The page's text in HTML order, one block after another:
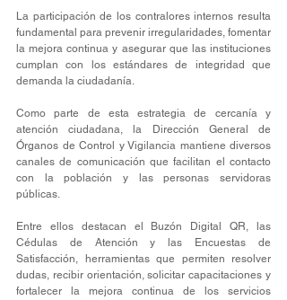
La participación de los contralores internos resulta
fundamental para prevenir irregularidades, fomentar
la mejora continua y asegurar que las instituciones
cumplan con los estándares de integridad que
demanda la ciudadanía.
Como parte de esta estrategia de cercanía y
atención ciudadana, la Dirección General de
Órganos de Control y Vigilancia mantiene diversos
canales de comunicación que facilitan el contacto
con la población y las personas servidoras
públicas.
Entre ellos destacan el Buzón Digital QR, las
Cédulas de Atención y las Encuestas de
Satisfacción, herramientas que permiten resolver
dudas, recibir orientación, solicitar capacitaciones y
fortalecer la mejora continua de los servicios